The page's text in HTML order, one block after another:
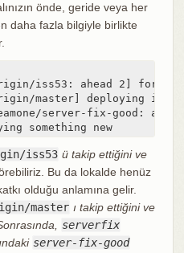
önde, geride veya her
daha fazla bilgiyle birlikte
iss53: ahead 2] forgot
master] deploying
server-fix-good:
something new
iss53 ü takip ettiğini ve
Bu da lokalde henüz
olduğu anlamına gelir.
master ı takip ettiğini ve
serverfix
server-fix-good